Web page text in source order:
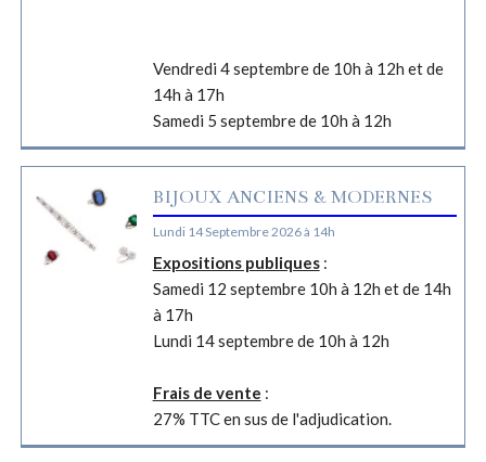
Vendredi 4 septembre de 10h à 12h et de
14h à 17h
Samedi 5 septembre de 10h à 12h
BIJOUX ANCIENS & MODERNES
Lundi 14 Septembre 2026 à 14h
Expositions publiques:
Samedi 12 septembre 10h à 12h et de 14h
à 17h
Lundi 14 septembre de 10h à 12h
Frais de vente :
27% TTC en sus de l'adjudication.